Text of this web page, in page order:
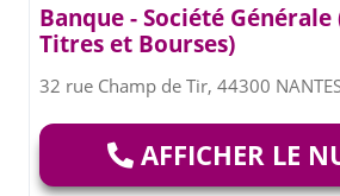
Banque - Société
Titres et Bourses)
32 rue Champ de Tir, 44300
AFFICHER LE